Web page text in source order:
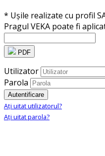
* Ușile realizate cu profil
Pragul VEKA poate fi
PDF
Utilizator
Parola
Autentificare
Aţi uitat utilizatorul?
Aţi uitat parola?